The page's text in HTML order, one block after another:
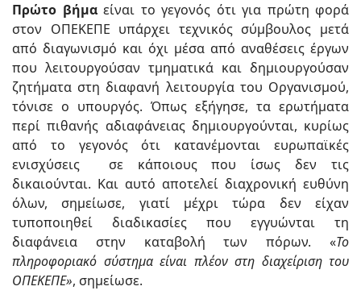
Πρώτο βήμαείναι το γεγονός ότι για πρώτη φορά
στον ΟΠΕΚΕΠΕ υπάρχει τεχνικός σύμβουλος μετά
από διαγωνισμό και όχι μέσα από αναθέσεις έργων
που λειτουργούσαν τμηματικά και δημιουργούσαν
ζητήματα στη διαφανή λειτουργία του Οργανισμού,
τόνισε ο υπουργός. Όπως εξήγησε, τα ερωτήματα
περί πιθανής αδιαφάνειας δημιουργούνται, κυρίως
από το γεγονός ότι κατανέμονται ευρωπαϊκές
ενισχύσεις σε κάποιους που ίσως δεν τις
δικαιούνται. Και αυτό αποτελεί διαχρονική ευθύνη
όλων, σημείωσε, γιατί μέχρι τώρα δεν είχαν
τυποποιηθεί διαδικασίες που εγγυώνται τη
διαφάνεια στην καταβολή των πόρων. «Το
πληροφοριακό σύστημα είναι πλέον στη διαχείριση του
ΟΠΕΚΕΠΕ», σημείωσε.